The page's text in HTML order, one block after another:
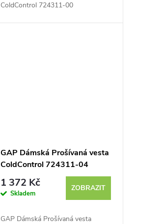
ColdControl 724311-00
GAP Dámská Prošívaná vesta
ColdControl 724311-04
1 372 Kč
Skladem
ZOBRAZIT
GAP Dámská Prošívaná vesta